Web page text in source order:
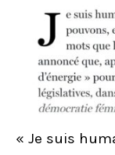
« Je suis